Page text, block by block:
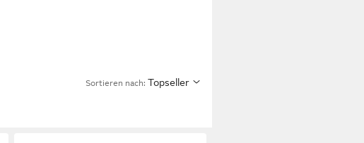
Sortieren nach: Topseller